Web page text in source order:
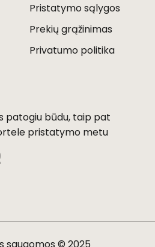
Pristatymo sąlygos
Prekių grąžinimas
Privatumo politika
patogiu būdu, taip pat
pristatymo metu
saugomos © 2025